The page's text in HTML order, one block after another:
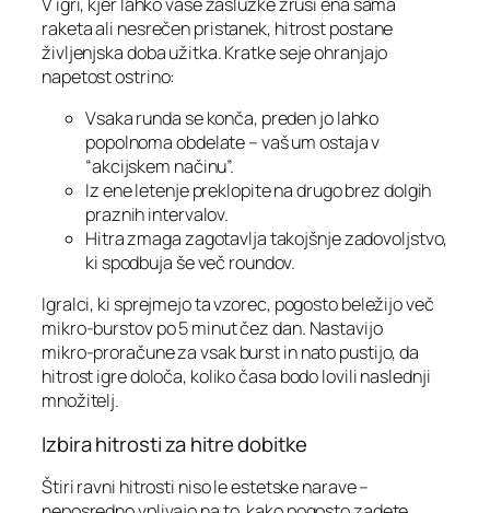
raketa ali nesrečen pristanek, hitrost postane
življenjska doba užitka. Kratke seje ohranjajo
napetost ostrino:
Vsaka runda se konča, preden jo lahko
popolnoma obdelate – vaš um ostaja v
“akcijskem načinu”.
Iz ene letenje preklopite na drugo brez dolgih
praznih intervalov.
Hitra zmaga zagotavlja takojšnje zadovoljstvo,
ki spodbuja še več roundov.
Igralci, ki sprejmejo ta vzorec, pogosto beležijo več
mikro‑burstov po 5 minut čez dan. Nastavijo
mikro‑proračune za vsak burst in nato pustijo, da
hitrost igre določa, koliko časa bodo lovili naslednji
množitelj.
Izbira hitrosti za hitre dobitke
Štiri ravni hitrosti niso le estetske narave –